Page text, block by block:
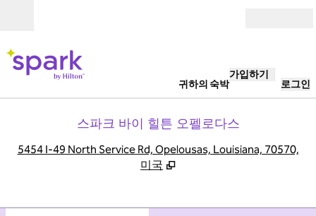
귀하의 숙박
가입하기
로그인
스파크 바이 힐튼 오펠로다스
5454 I-49 North Service Rd, Opelousas, Louisiana, 70570,
미국